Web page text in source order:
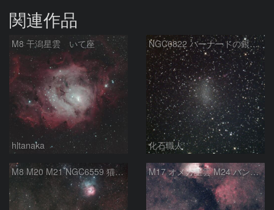
関連作品
M8 干潟星雲 いて座
hltanaka
NGC6822 バーナードの銀河 いて座
化石職人
M8 M20 M21 NGC6559 猫の手星雲 いて座 M17 オメガ星雲 M24 バンビの横顔 いて座